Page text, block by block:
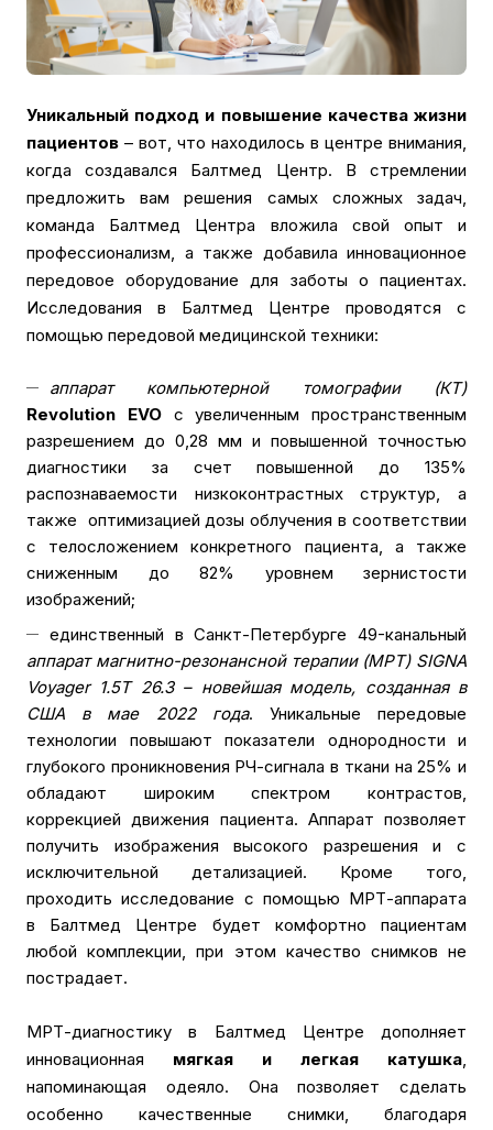
Уникальный подход и повышение качества жизни
пациентов – вот, что находилось в центре внимания,
когда создавался Балтмед Центр. В стремлении
предложить вам решения самых сложных задач,
команда Балтмед Центра вложила свой опыт и
профессионализм, а также добавила инновационное
передовое оборудование для заботы о пациентах.
Исследования в Балтмед Центре проводятся с
помощью передовой медицинской техники:
аппарат компьютерной томографии (КТ)
Revolution EVO с увеличенным пространственным
разрешением до 0,28 мм и повышенной точностью
диагностики за счет повышенной до 135%
распознаваемости низкоконтрастных структур, а
также оптимизацией дозы облучения в соответствии
с телосложением конкретного пациента, а также
сниженным до 82% уровнем зернистости
изображений;
единственный в Санкт-Петербурге 49-канальный
аппарат магнитно-резонансной терапии (МРТ) SIGNA
Voyager 1.5T 26.3 – новейшая модель, созданная в
США в мае 2022 года. Уникальные передовые
технологии повышают показатели однородности и
глубокого проникновения РЧ-сигнала в ткани на 25% и
обладают широким спектром контрастов,
коррекцией движения пациента. Аппарат позволяет
получить изображения высокого разрешения и с
исключительной детализацией. Кроме того,
проходить исследование с помощью МРТ-аппарата
в Балтмед Центре будет комфортно пациентам
любой комплекции, при этом качество снимков не
пострадает.
МРТ-диагностику в Балтмед Центре дополняет
инновационная мягкая и легкая катушка,
напоминающая одеяло. Она позволяет сделать
особенно качественные снимки, благодаря